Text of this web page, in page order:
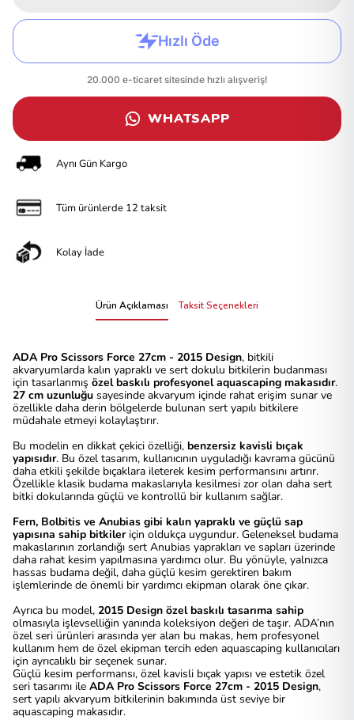
WHATSAPP
Aynı Gün Kargo
Tüm ürünlerde 12 taksit
Kolay İade
Ürün Açıklaması Taksit Seçenekleri
ADA Pro Scissors Force 27cm - 2015 Design, bitkili
akvaryumlarda kalın yapraklı ve sert dokulu bitkilerin budanması
için tasarlanmış özel baskılı profesyonel aquascaping makasıdır.
27 cm uzunluğu sayesinde akvaryum içinde rahat erişim sunar ve
özellikle daha derin bölgelerde bulunan sert yapılı bitkilere
müdahale etmeyi kolaylaştırır.
Bu modelin en dikkat çekici özelliği, benzersiz kavisli bıçak
yapısıdır. Bu özel tasarım, kullanıcının uyguladığı kavrama gücünü
daha etkili şekilde bıçaklara ileterek kesim performansını artırır.
Özellikle klasik budama makaslarıyla kesilmesi zor olan daha sert
bitki dokularında güçlü ve kontrollü bir kullanım sağlar.
Fern, Bolbitis ve Anubias gibi kalın yapraklı ve güçlü sap
yapısına sahip bitkileriçin oldukça uygundur. Geleneksel budama
makaslarının zorlandığı sert Anubias yaprakları ve sapları üzerinde
daha rahat kesim yapılmasına yardımcı olur. Bu yönüyle, yalnızca
hassas budama değil, daha güçlü kesim gerektiren bakım
işlemlerinde de önemli bir yardımcı ekipman olarak öne çıkar.
Ayrıca bu model, 2015 Design özel baskılı tasarıma sahip
olmasıyla işlevselliğin yanında koleksiyon değeri de taşır. ADA’nın
özel seri ürünleri arasında yer alan bu makas, hem profesyonel
kullanım hem de özel ekipman tercih eden aquascaping kullanıcıları
için ayrıcalıklı bir seçenek sunar.
Güçlü kesim performansı, özel kavisli bıçak yapısı ve estetik özel
seri tasarımı ile ADA Pro Scissors Force 27cm - 2015 Design,
sert yapılı akvaryum bitkilerinin bakımında üst seviye bir
aquascaping makasıdır.